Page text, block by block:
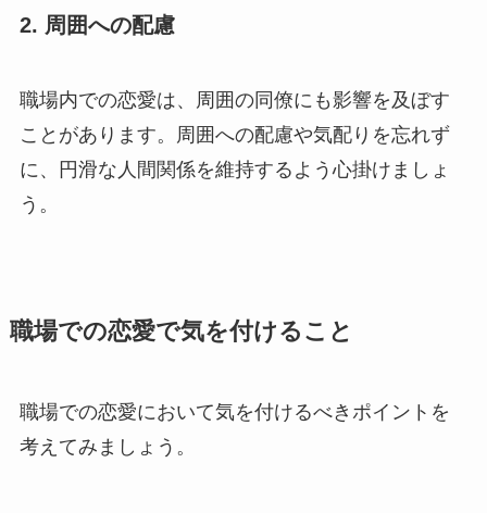
2. 周囲への配慮
職場内での恋愛は、周囲の同僚にも影響を及ぼす
ことがあります。周囲への配慮や気配りを忘れず
に、円滑な人間関係を維持するよう心掛けましょ
う。
職場での恋愛で気を付けること
職場での恋愛において気を付けるべきポイントを
考えてみましょう。